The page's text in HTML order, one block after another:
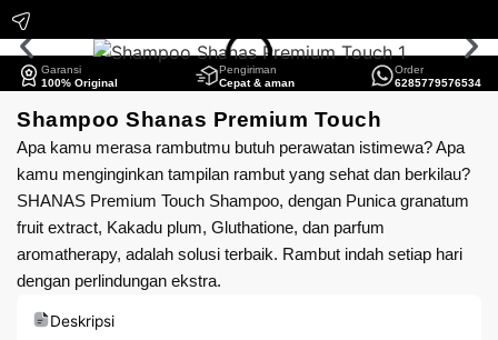
Garansi
100% Original
Pengiriman
Cepat & aman
Order
6285779576534
Shampoo Shanas Premium Touch
Apa kamu merasa rambutmu butuh perawatan istimewa? Apa
kamu menginginkan tampilan rambut yang sehat dan berkilau?
SHANAS Premium Touch Shampoo, dengan Punica granatum
fruit extract, Kakadu plum, Gluthatione, dan parfum
aromatherapy, adalah solusi terbaik. Rambut indah setiap hari
dengan perlindungan ekstra.
Deskripsi